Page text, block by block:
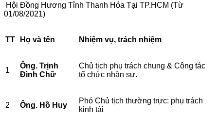
Hội Đồng Hương Tỉnh Thanh Hóa Tại TP.HCM (Từ
01/08/2021)
TT Họ và tên Nhiệm vụ, trách nhiệm
1
Ông. Trịnh
Đình Chữ
Chủ tịch phụ trách chung & Công tác
tổ chức nhân sự.
2 Ông. Hồ Huy
Phó Chủ tịch thường trực: phụ trách
kinh tài